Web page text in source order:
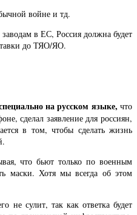
войне и тд.
в ЕС, Россия должна будет
до ТЯО/ЯО.
на русском языке, что
сделал заявление для россиян,
в том, чтобы сделать жизнь
что бьют только по военным
маски. Хотя мы всегда об этом
не сулит, так как ответка будет